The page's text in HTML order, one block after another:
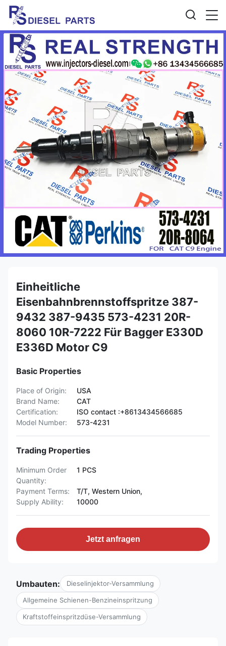
Einheitliche
Eisenbahnbrennstoffspritze 387-
9432 387-9435 573-4231 20R-
8060 10R-7222 Für Bagger E330D
E336D Motor C9
Basic Properties
Place of Origin:
USA
Brand Name:
CAT
Certification:
ISO contact :+8613434566685
Model Number:
573-4231
Trading Properties
Minimum Order
Quantity:
1 PCS
Payment Terms:
T/T, Western Union,
Supply Ability:
10000
Jetzt anfragen
Umbauten: Dieselinjektor-Versammlung
Allgemeine Schienen-Benzineinspritzung
Kraftstoffeinspritzdüse-Versammlung